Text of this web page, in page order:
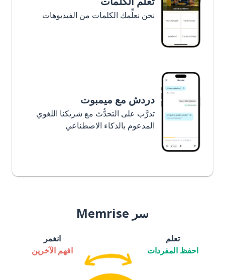
نحن نعلِّمك الكلمات من الفيديوهات
دردش مع ميمبوت
تدرَّب على التحدُّث مع شريكنا اللغوي
المدعوم بالذكاء الاصطناعي
سر Memrise
تعلم
احفظ المفردات
انغمر
افهم الآخرين